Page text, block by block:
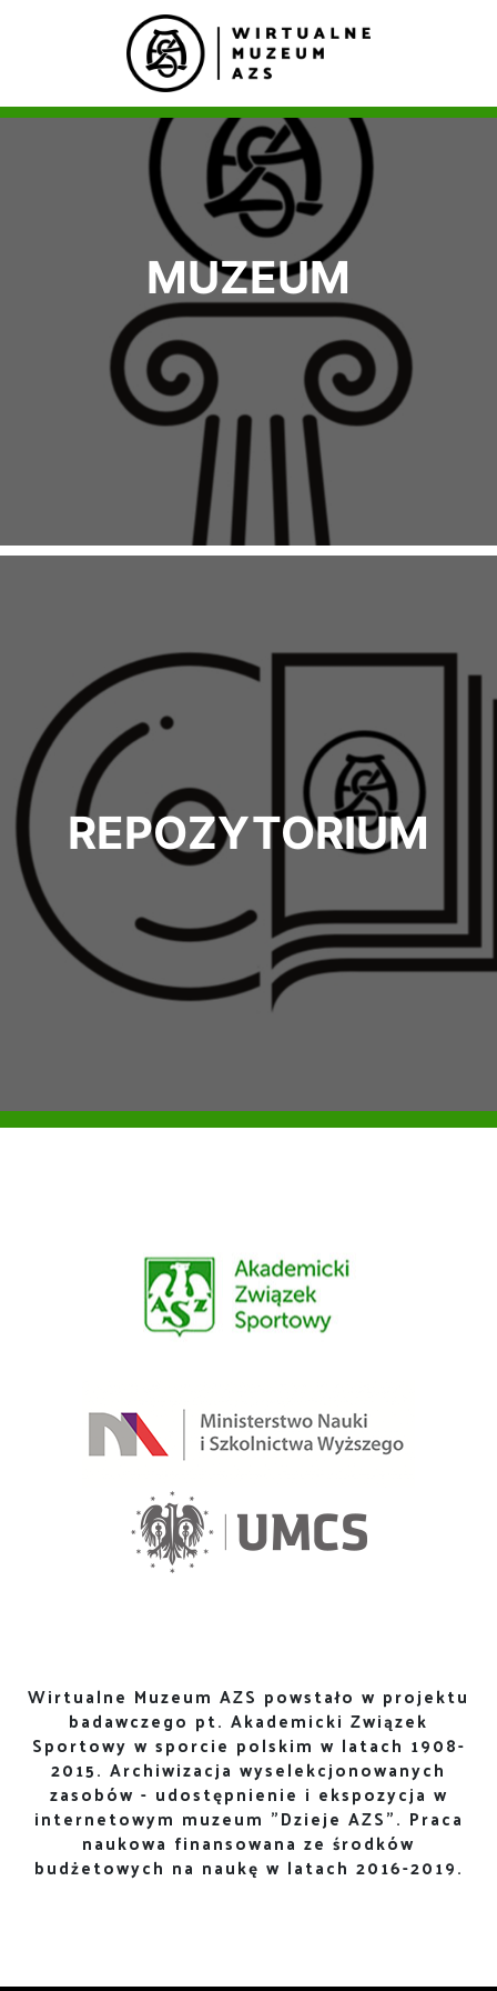
MUZEUM
REPOZYTORIUM
Wirtualne Muzeum AZS powstało w projektu
badawczego pt. Akademicki Związek
Sportowy w sporcie polskim w latach 1908-
2015. Archiwizacja wyselekcjonowanych
zasobów - udostępnienie i ekspozycja w
internetowym muzeum "Dzieje AZS". Praca
naukowa finansowana ze środków
budżetowych na naukę w latach 2016-2019.